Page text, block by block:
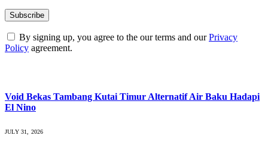
By signing up, you agree to the our terms and ourPrivacy
Policy agreement.
Void Bekas Tambang Kutai Timur Alternatif Air Baku Hadapi
El Nino
JULY 31, 2026